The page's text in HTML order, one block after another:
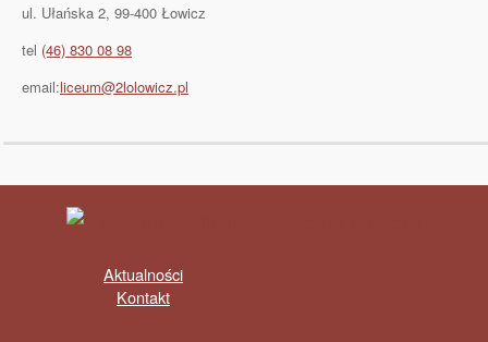
ul. Ułańska 2, 99-400 Łowicz
tel (46) 830 08 98
email:liceum@2lolowicz.pl
Aktualności
Kontakt